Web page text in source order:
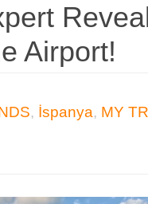
Airport!
, İspanya, MY